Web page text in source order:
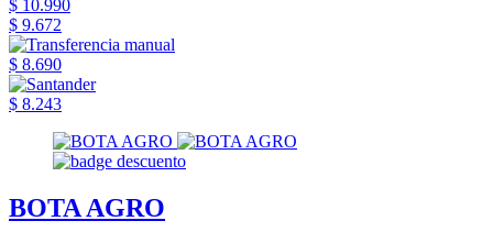
$ 10.990
$ 9.672
$ 8.690
$ 8.243
BOTA AGRO